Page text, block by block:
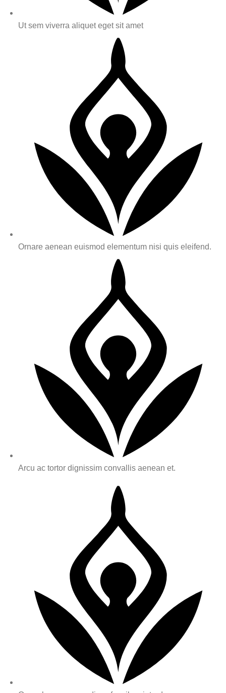
Ut sem viverra aliquet eget sit amet
Ornare aenean euismod elementum nisi quis eleifend.
Arcu ac tortor dignissim convallis aenean et.